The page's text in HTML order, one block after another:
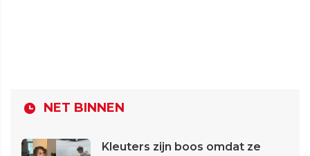
NET BINNEN
Kleuters zijn boos omdat ze